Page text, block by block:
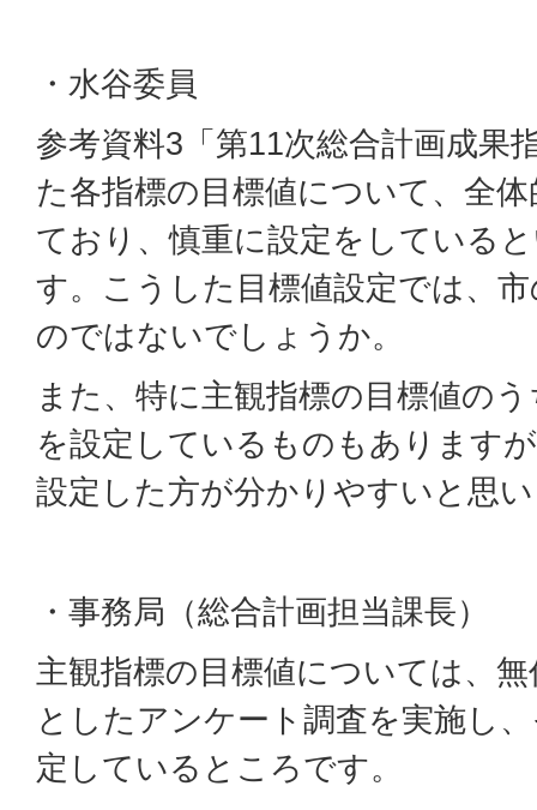
・水谷委員
参考資料3「第11次総合計画成果
た各指標の目標値について、全
ており、慎重に設定をしている
す。こうした目標値設定では、
のではないでしょうか。
また、特に主観指標の目標値の
を設定しているものもあります
設定した方が分かりやすいと思
・事務局（総合計画担当課長）
主観指標の目標値については、
としたアンケート調査を実施し
定しているところです。